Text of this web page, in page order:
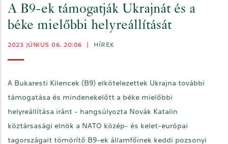
A B9-ek támogatják Ukrajnát és a
béke mielőbbi helyreállítását
2023 JÚNIUS 06. 20:06 HÍREK
A Bukaresti Kilencek (B9) elkötelezettek Ukrajna további
támogatása és mindenekelőtt a béke mielőbbi
helyreállítása iránt - hangsúlyozta Novák Katalin
köztársasági elnök a NATO közép- és kelet-európai
tagországait tömörítő B9-ek államfőinek keddi pozsonyi